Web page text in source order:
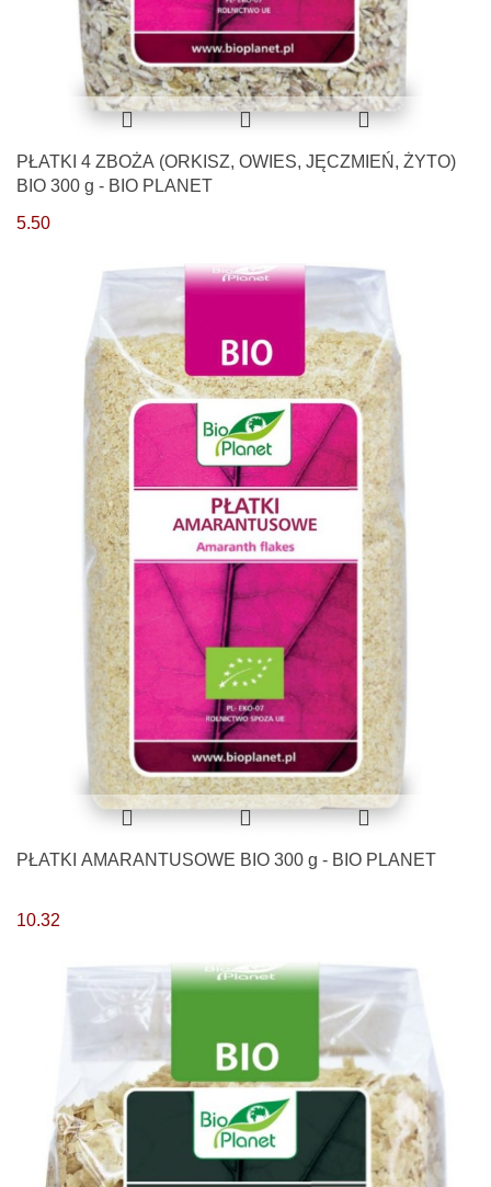
PŁATKI 4 ZBOŻA (ORKISZ, OWIES, JĘCZMIEŃ, ŻYTO)
BIO 300 g - BIO PLANET
5.50
PŁATKI AMARANTUSOWE BIO 300 g - BIO PLANET
10.32